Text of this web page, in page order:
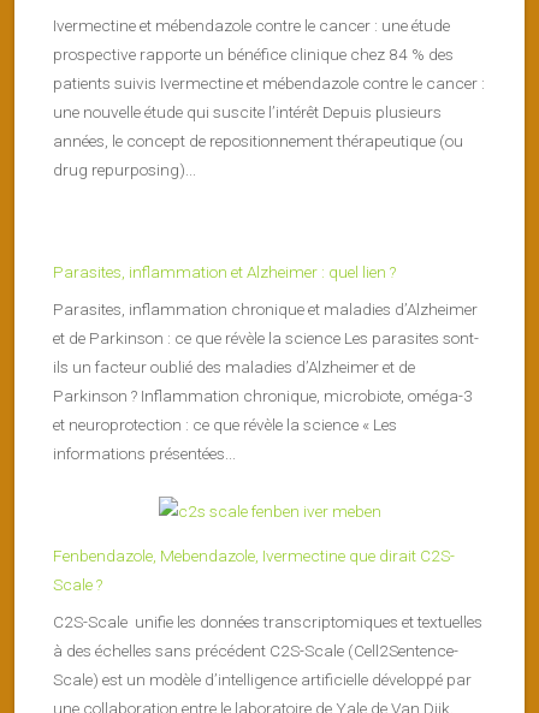
Ivermectine et mébendazole contre le cancer : une étude
prospective rapporte un bénéfice clinique chez 84 % des
patients suivis Ivermectine et mébendazole contre le cancer :
une nouvelle étude qui suscite l’intérêt Depuis plusieurs
années, le concept de repositionnement thérapeutique (ou
drug repurposing)...
Parasites, inflammation et Alzheimer : quel lien ?
Parasites, inflammation chronique et maladies d’Alzheimer
et de Parkinson : ce que révèle la science Les parasites sont-
ils un facteur oublié des maladies d’Alzheimer et de
Parkinson ? Inflammation chronique, microbiote, oméga-3
et neuroprotection : ce que révèle la science « Les
informations présentées...
Fenbendazole, Mebendazole, Ivermectine que dirait C2S-
Scale ?
C2S-Scale unifie les données transcriptomiques et textuelles
à des échelles sans précédent C2S-Scale (Cell2Sentence-
Scale) est un modèle d’intelligence artificielle développé par
une collaboration entre le laboratoire de Yale de Van Dijk,